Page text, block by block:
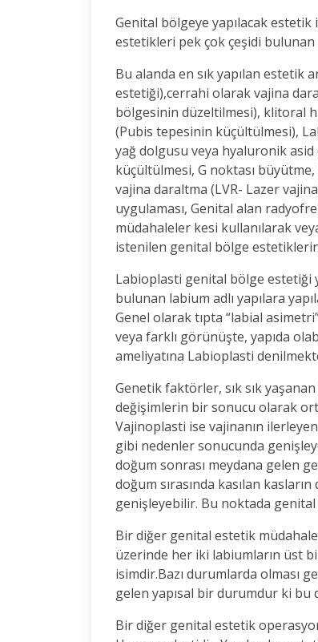
Genital bölgeye yapılacak
estetikleri pek çok çeşidi
Bu alanda en sık yapılan estetik
estetiği),cerrahi olarak vajina
bölgesinin düzeltilmesi), klitoral
(Pubis tepesinin küçültülmesi),
yağ dolgusu veya hyaluronik asid
küçültülmesi, G noktası
vajina daraltma (LVR- Lazer
uygulaması, Genital alan
müdahaleler kesi kullanılarak
istenilen genital bölge
Labioplasti genital bölge estetiği
bulunan labium adlı yapılara
Genel olarak tıpta “labial
veya farklı görünüşte, yapıda
ameliyatına Labioplasti
Genetik faktörler, sık sık
değişimlerin bir sonucu olarak
Vajinoplasti ise vajinanın
gibi nedenler sonucunda
doğum sonrası meydana gelen
doğum sırasında kasılan
genişleyebilir. Bu noktada
Bir diğer genital estetik
üzerinde her iki labiumların üst
isimdir.Bazı durumlarda olması
gelen yapısal bir durumdur ki
Bir diğer genital estetik